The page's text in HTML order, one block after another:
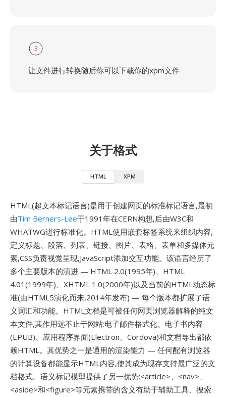
3
让文件进行转换随后你可以下载你的xpm文件
关于格式
HTML XPM
HTML(超文本标记语言)是用于创建网页的标准标记语言,最初
由Tim Berners-Lee于1991年在CERN构想,后由W3C和
WHATWG进行标准化。HTML使用嵌套标签系统来组织内容,
定义标题、段落、列表、链接、图片、表格、表单和多媒体元
素,CSS负责视觉呈现,JavaScript添加交互功能。该语言经历了
多个主要版本的演进 — HTML 2.0(1995年)、HTML
4.01(1999年)、XHTML 1.0(2000年)以及当前的HTML动态标
准(由HTML5演化而来,2014年发布) — 每个版本都扩展了语
义词汇和功能。HTML文档是可被任何网页浏览器解释的纯文
本文件,其作用远不止于网站:电子邮件格式化、电子书内容
(EPUB)、应用程序界面(Electron、Cordova)和文档导出都依
赖HTML。其优势之一是通用的渲染能力 — 任何配有浏览器
的计算设备都能显示HTML内容,使其成为现存支持最广泛的文
档格式。语义标记模型提供了另一优势:<article>、<nav>、
<aside>和<figure>等元素携带的含义有助于辅助工具、搜索